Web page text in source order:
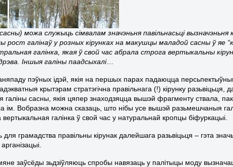
можа служыць сімвалам значэньня павільнасьці вызначэньня
рост галінаў у розных кірунках на макушцы маладой сасны ў яе
галінка, якая ў свой час абрала строга вертыкальны
Іншыя галіны паадсыхалі…
пэўных ідэй, якія на першых парах падаюцца
крытэрам стратэгічна правільнага (!) кірунку
сасны, якія цяпер знаходзяцца вышэй фрагменту ствала,
ім. Вобразна можна сказаць, што нібы усе вышэй разьмешчаныя
галінка ў свой час у натуральнай кропцы біфуркацыі.
грамадства правільны кірунак далейшага разьвіцьця – гэта
заўсёды зьдзіўляюць спробы навязаць у палітыцы моду